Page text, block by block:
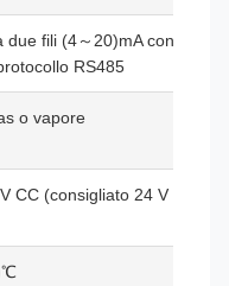
due fili (4～20)mA con
RS485
o vapore
CC (consigliato 24 V CC)